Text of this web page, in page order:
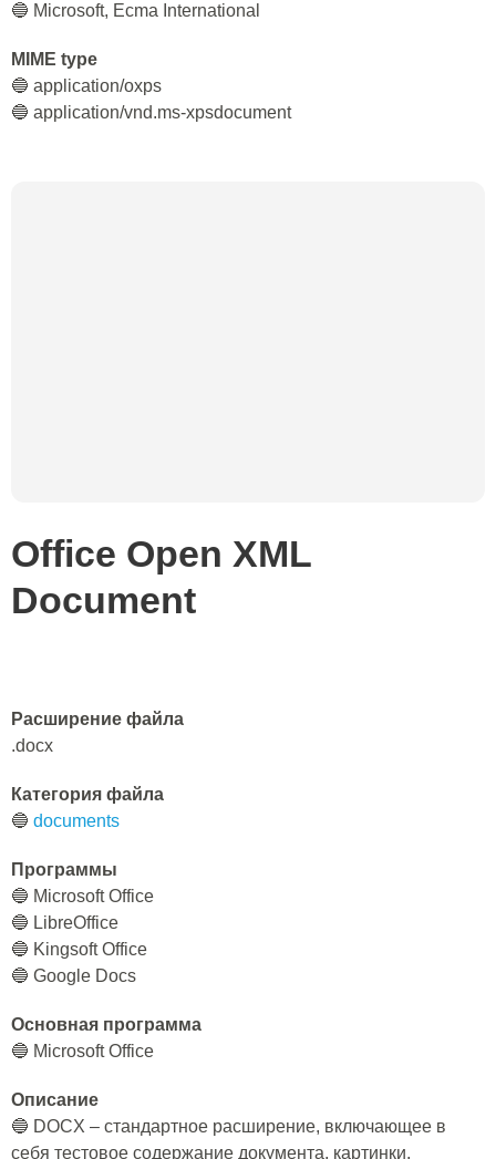
🔵 Microsoft, Ecma International
MIME type
🔵 application/oxps
🔵 application/vnd.ms-xpsdocument
Office Open XML
Document
Расширение файла
.docx
Категория файла
🔵 documents
Программы
🔵 Microsoft Office
🔵 LibreOffice
🔵 Kingsoft Office
🔵 Google Docs
Основная программа
🔵 Microsoft Office
Описание
🔵 DOCX – стандартное расширение, включающее в
себя тестовое содержание документа, картинки,